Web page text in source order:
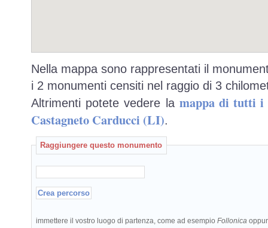
Nella mappa sono rappresentati il
i 2 monumenti censiti nel raggio di 3
Altrimenti potete vedere la mappa di tutti i
Castagneto Carducci (LI).
Raggiungere questo monumento
immettere il vostro luogo di partenza, come ad esempio Follonica